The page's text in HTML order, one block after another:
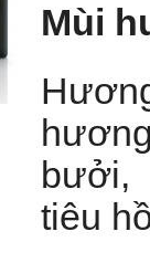
Mùi
bưởi,
tiêu